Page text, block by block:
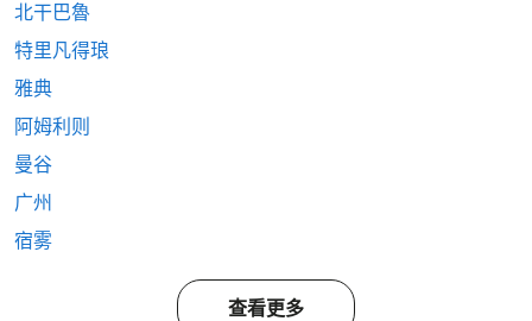
北干巴魯
特里凡得琅
雅典
阿姆利则
曼谷
广州
宿雾
查看更多